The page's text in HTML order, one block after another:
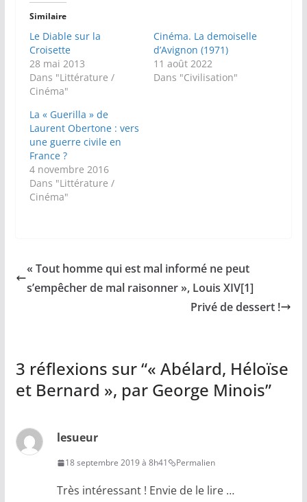
Similaire
Le Diable sur la
Croisette
28 mai 2013
Dans "Littérature /
Cinéma"
Cinéma. La demoiselle
d’Avignon (1971)
11 août 2022
Dans "Civilisation"
La « Guerilla » de
Laurent Obertone : vers
une guerre civile en
France ?
4 novembre 2016
Dans "Littérature /
Cinéma"
« Tout homme qui est mal informé ne peut
s’empêcher de mal raisonner », Louis XIV[1]
Privé de dessert !
3 réflexions sur “« Abélard, Héloïse
et Bernard », par George Minois”
lesueur
18 septembre 2019 à 8h41 Permalien
Très intéressant ! Envie de le lire …